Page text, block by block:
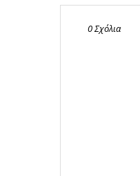
0 Σχόλια